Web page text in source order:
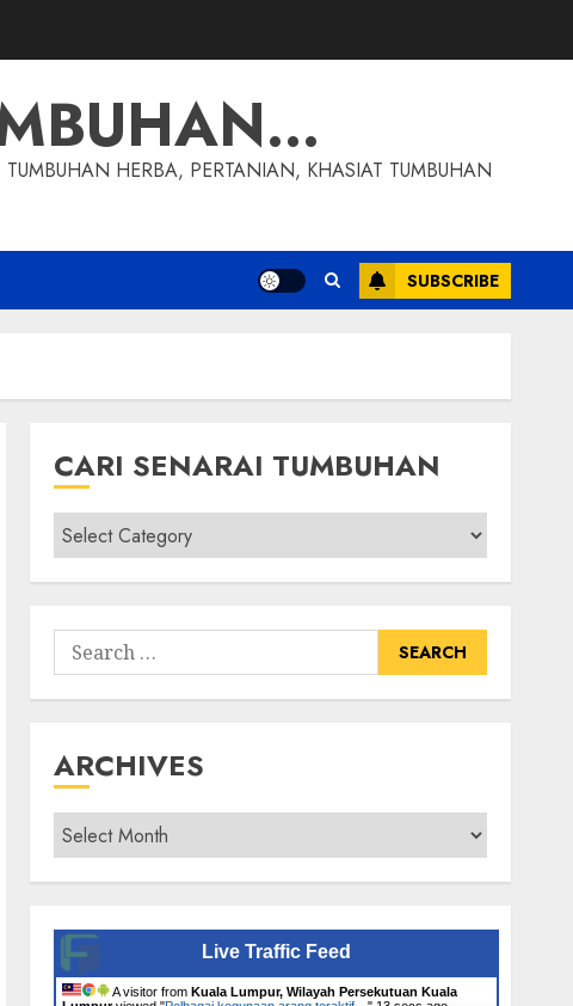
HERBA, PERTANIAN, KHASIAT TUMBUHAN
SUBSCRIBE
CARI SENARAI TUMBUHAN
Cari
Senarai
Tumbuhan
Search
for:
ARCHIVES
Archives
Live Traffic Feed
A visitor from Kuala Lumpur, Wilayah Persekutuan Kuala